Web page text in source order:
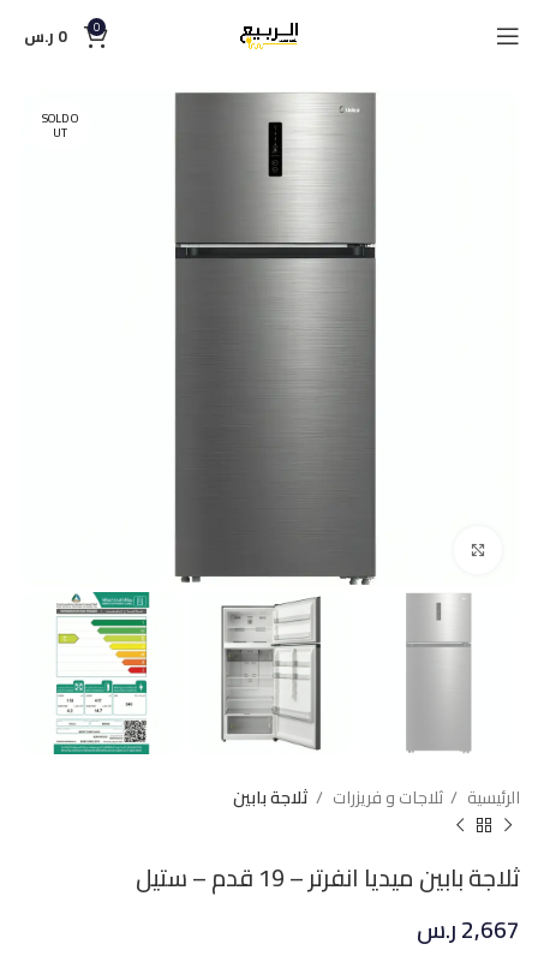
0
0 ر.س
SOLD O
UT
الرئيسية ثلاجات و فريزرات ثلاجة بابين
ثلاجة بابين ميديا انفرتر – 19 قدم – ستيل
2,667ر.س